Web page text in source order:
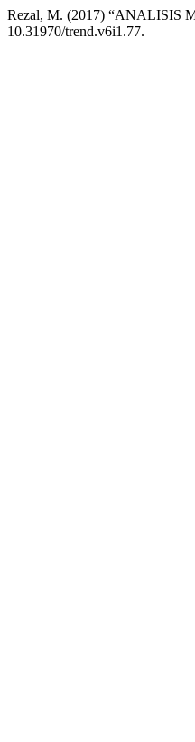
Rezal, M. (2017) “ANALISIS
10.31970/trend.v6i1.77.